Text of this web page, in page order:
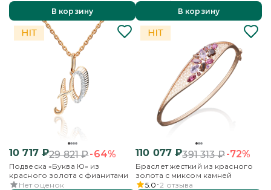
В корзину
В корзину
10 717₽29 821₽-64%
Подвеска «Буква Ю» из
красного золота с фианитами
Нет оценок
110 077 ₽391 313₽-72%
Браслет жесткий из красного
золота с миксом камней
5.0 2 отзыва